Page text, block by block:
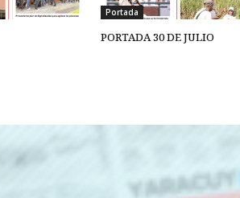
Portada
PORTADA 30 DE JULIO